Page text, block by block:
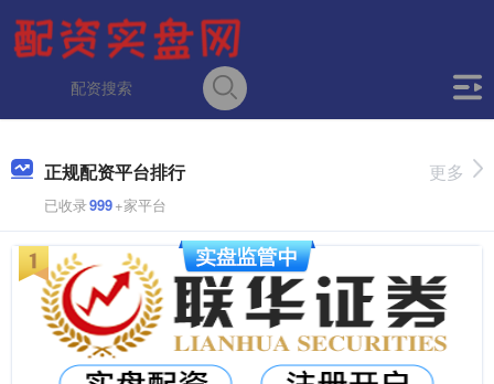
正规配资平台排行
已收录999+家平台
更多